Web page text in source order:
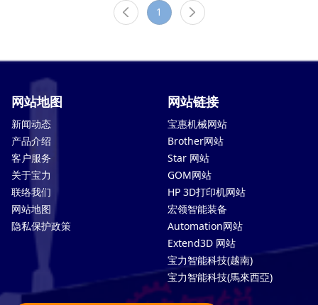
1
网站地图
新闻动态
产品介绍
客户服务
关于宝力
联络我们
网站地图
隐私保护政策
网站链接
宝惠机械网站
Brother网站
Star 网站
GOM网站
HP 3D打印机网站
宏领智能装备
Automation网站
Extend3D 网站
宝力智能科技(越南)
宝力智能科技(馬來西亞)